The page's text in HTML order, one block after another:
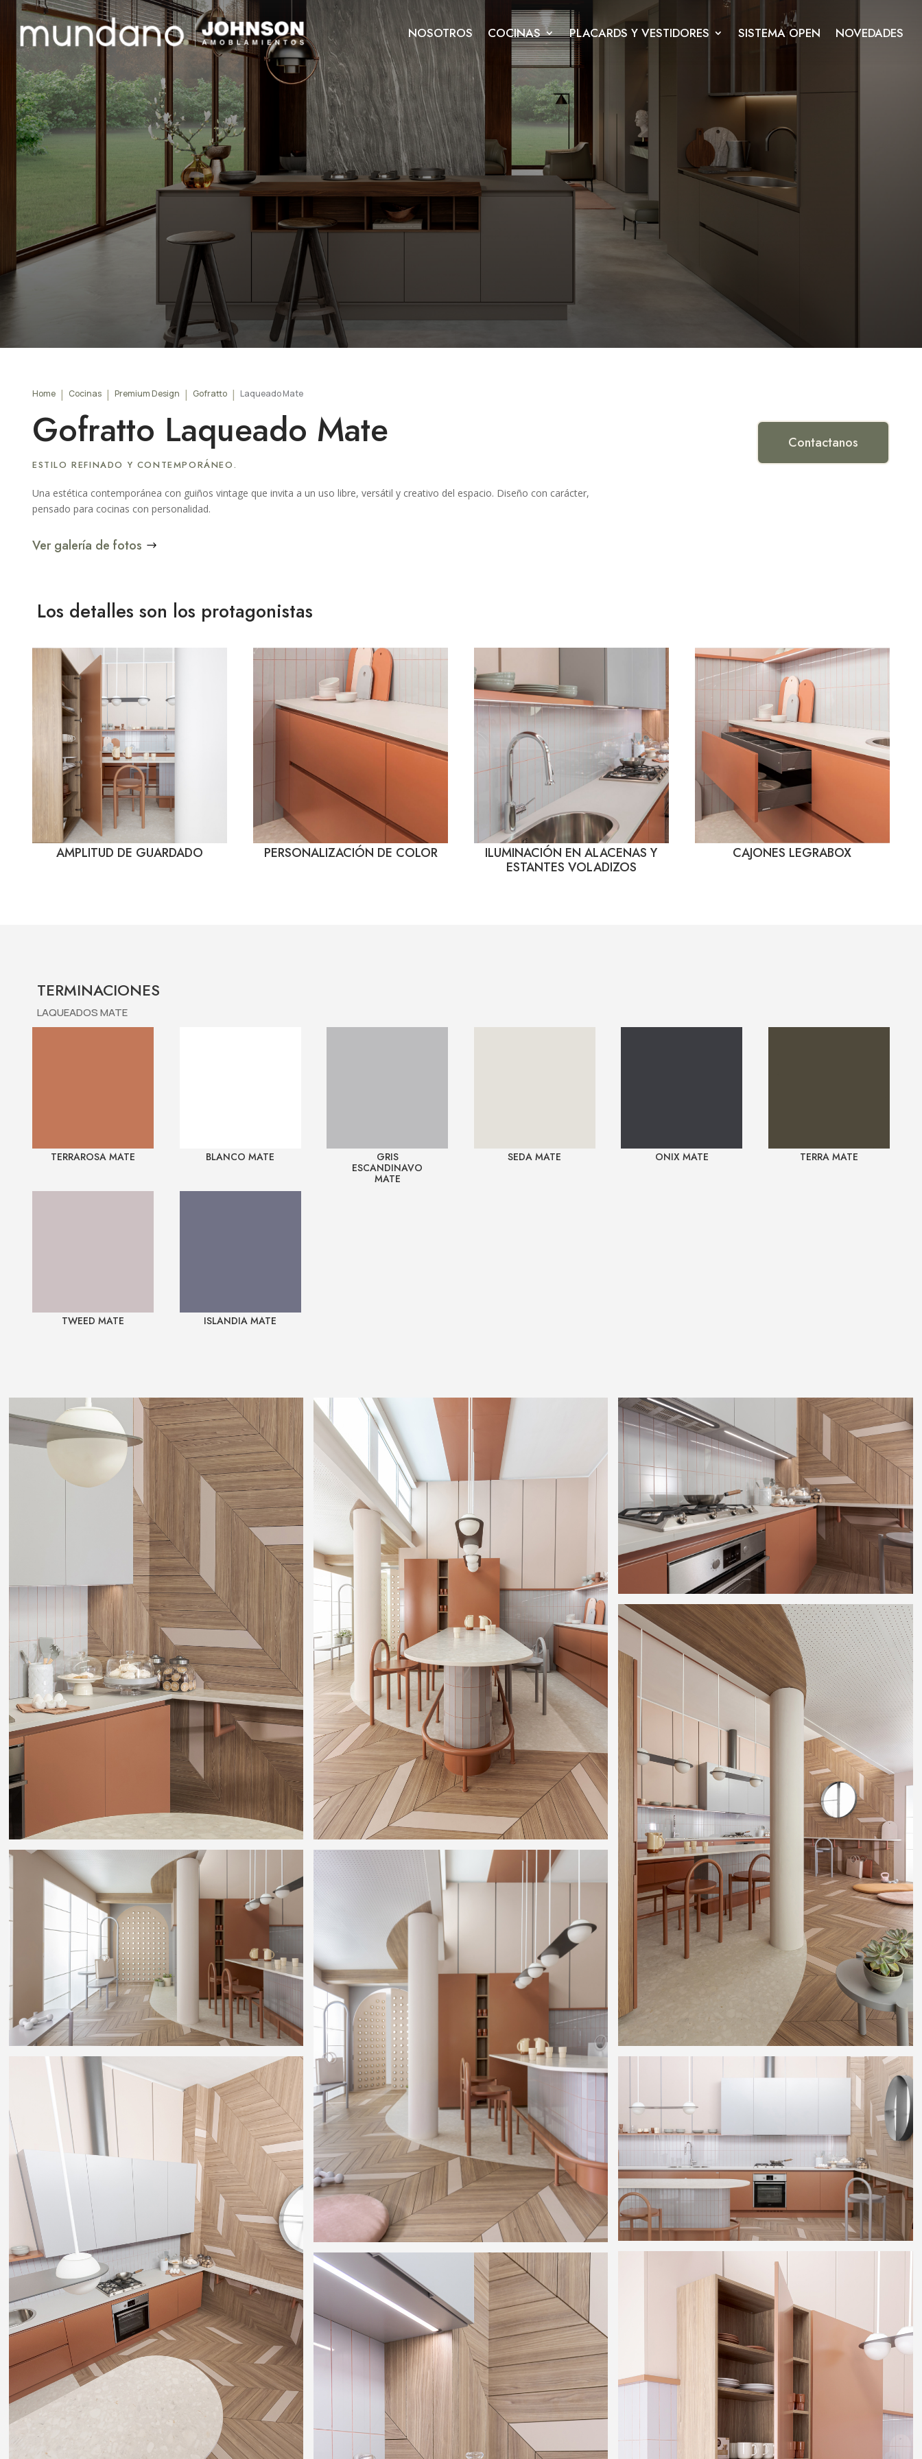
NOSOTROS COCINAS PLACARDS Y VESTIDORES SISTEMA OPEN NOVEDADES
Home Cocinas Premium Design Gofratto Laqueado Mate
Gofratto Laqueado Mate
ESTILO REFINADO Y CONTEMPORÁNEO.
Una estética contemporánea con guiños vintage que invita a un uso libre, versátil y creativo del espacio. Diseño con carácter,
pensado para cocinas con personalidad.
Ver galería de fotos
Contactanos
Los detalles son los protagonistas
AMPLITUD DE GUARDADO PERSONALIZACIÓN DE COLOR
ILUMINACIÓN EN ALACENAS Y
ESTANTES VOLADIZOS
CAJONES LEGRABOX
TERMINACIONES
LAQUEADOS MATE
TERRAROSA MATE BLANCO MATE
GRIS
ESCANDINAVO
MATE
SEDA MATE ONIX MATE TERRA MATE
TWEED MATE ISLANDIA MATE